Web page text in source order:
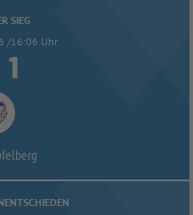
SIEG
/16:06 Uhr
